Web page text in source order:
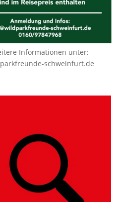
Informationen unter:
schweinfurt.de